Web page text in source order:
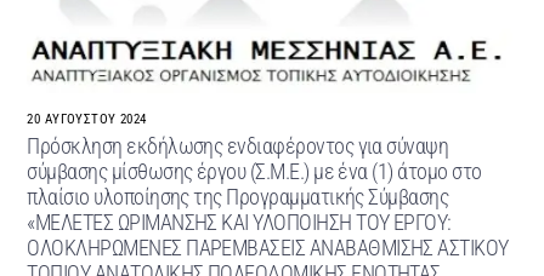
20 ΑΥΓΟΎΣΤΟΥ 2024
Πρόσκληση εκδήλωσης ενδιαφέροντος για σύναψη
σύμβασης μίσθωσης έργου (Σ.Μ.Ε.) με ένα (1) άτομο στο
πλαίσιο υλοποίησης της Προγραμματικής Σύμβασης
«ΜΕΛΕΤΕΣ ΩΡΙΜΑΝΣΗΣ ΚΑΙ ΥΛΟΠΟΙΗΣΗ ΤΟΥ ΕΡΓΟΥ:
ΟΛΟΚΛΗΡΩΜΕΝΕΣ ΠΑΡΕΜΒΑΣΕΙΣ ΑΝΑΒΑΘΜΙΣΗΣ ΑΣΤΙΚΟΥ